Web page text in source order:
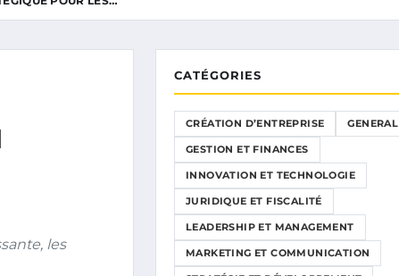
les
CATÉGORIES
CRÉATION D’ENTREPRISE GENERAL
GESTION ET FINANCES
INNOVATION ET TECHNOLOGIE
JURIDIQUE ET FISCALITÉ
LEADERSHIP ET MANAGEMENT
MARKETING ET COMMUNICATION